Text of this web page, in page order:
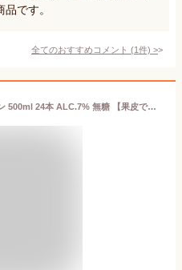
です。
全てのおすすめコメント (1件) >
THE PEEL (ザ・ピール) レモン 500ml 24本 ALC.7% 無糖 【果皮で作ったレモンピールサワー】[サントリー チューハイ]